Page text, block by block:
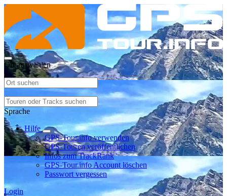
Ort auswählen
Sprache
Hilfe
GPS-Tour.info verwenden
GPS-Touren veröffentlichen
Infos zum TrackRank
GPS-Tour.info Account löschen
Passwort vergessen
Login